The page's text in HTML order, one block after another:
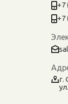
+7
+7
г.